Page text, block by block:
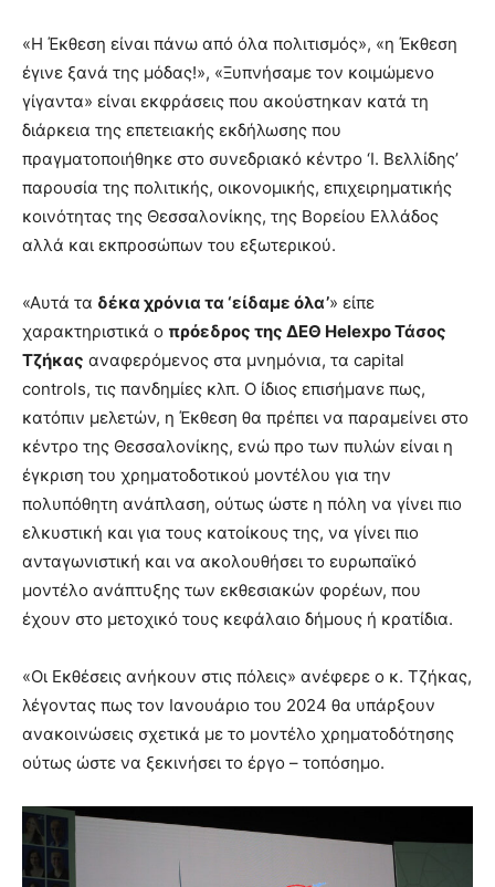
«Η Έκθεση είναι πάνω από όλα πολιτισμός», «η Έκθεση
έγινε ξανά της μόδας!», «Ξυπνήσαμε τον κοιμώμενο
γίγαντα» είναι εκφράσεις που ακούστηκαν κατά τη
διάρκεια της επετειακής εκδήλωσης που
πραγματοποιήθηκε στο συνεδριακό κέντρο ‘Ι. Βελλίδης’
παρουσία της πολιτικής, οικονομικής, επιχειρηματικής
κοινότητας της Θεσσαλονίκης, της Βορείου Ελλάδος
αλλά και εκπροσώπων του εξωτερικού.
«Αυτά τα δέκα χρόνια τα ‘είδαμε όλα’» είπε
χαρακτηριστικά ο πρόεδρος της ΔΕΘ HelexpoΤάσος
Τζήκας αναφερόμενος στα μνημόνια, τα capital
controls, τις πανδημίες κλπ. Ο ίδιος επισήμανε πως,
κατόπιν μελετών, η Έκθεση θα πρέπει να παραμείνει στο
κέντρο της Θεσσαλονίκης, ενώ προ των πυλών είναι η
έγκριση του χρηματοδοτικού μοντέλου για την
πολυπόθητη ανάπλαση, ούτως ώστε η πόλη να γίνει πιο
ελκυστική και για τους κατοίκους της, να γίνει πιο
ανταγωνιστική και να ακολουθήσει το ευρωπαϊκό
μοντέλο ανάπτυξης των εκθεσιακών φορέων, που
έχουν στο μετοχικό τους κεφάλαιο δήμους ή κρατίδια.
«Οι Εκθέσεις ανήκουν στις πόλεις» ανέφερε ο κ. Τζήκας,
λέγοντας πως τον Ιανουάριο του 2024 θα υπάρξουν
ανακοινώσεις σχετικά με το μοντέλο χρηματοδότησης
ούτως ώστε να ξεκινήσει το έργο – τοπόσημο.